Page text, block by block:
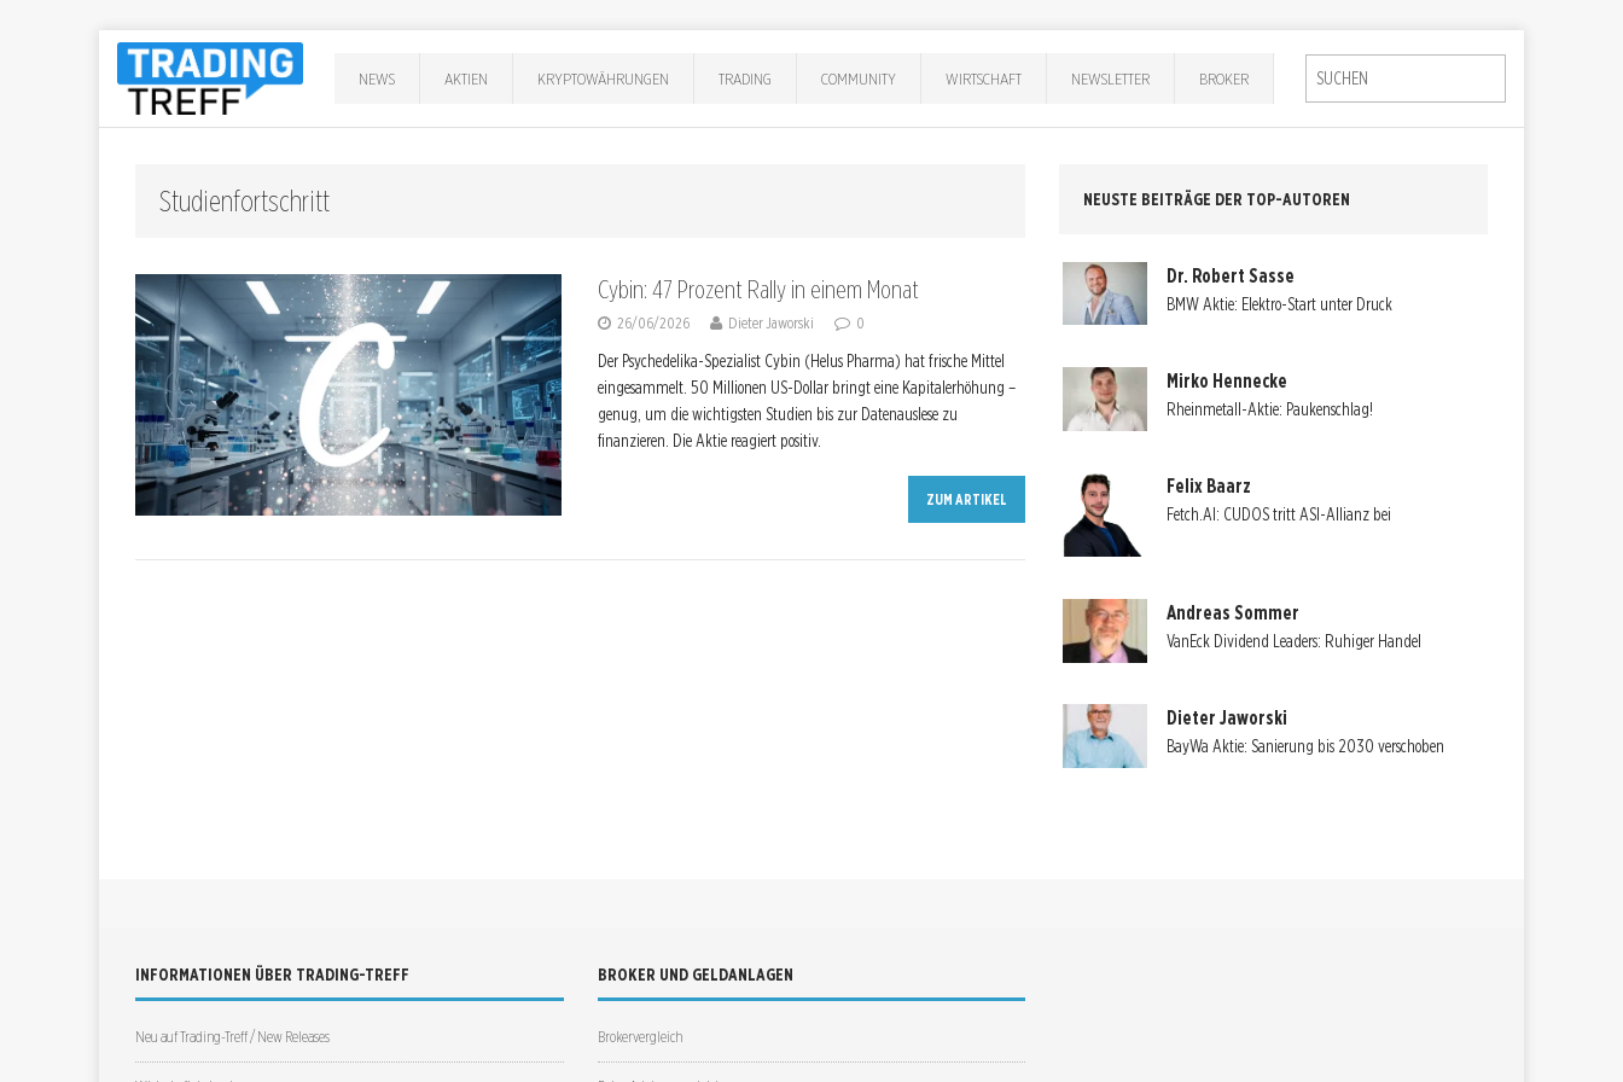
NEWS AKTIEN KRYPTOWÄHRUNGEN TRADING COMMUNITY WIRTSCHAFT NEWSLETTER BROKER
Studienfortschritt
Cybin: 47 Prozent Rally in einem Monat
26/06/2026 Dieter Jaworski 0
Der Psychedelika-Spezialist Cybin (Helus Pharma) hat frische Mittel
eingesammelt. 50 Millionen US-Dollar bringt eine Kapitalerhöhung –
genug, um die wichtigsten Studien bis zur Datenauslese zu
finanzieren. Die Aktie reagiert positiv.
ZUM ARTIKEL
NEUSTE BEITRÄGE DER TOP-AUTOREN
Dr. Robert Sasse
BMW Aktie: Elektro-Start unter Druck
Mirko Hennecke
Rheinmetall-Aktie: Paukenschlag!
Felix Baarz
Fetch.AI: CUDOS tritt ASI-Allianz bei
Andreas Sommer
VanEck Dividend Leaders: Ruhiger Handel
Dieter Jaworski
BayWa Aktie: Sanierung bis 2030 verschoben
INFORMATIONEN ÜBER TRADING-TREFF
Neu auf Trading-Treff / New Releases
BROKER UND GELDANLAGEN
Brokervergleich